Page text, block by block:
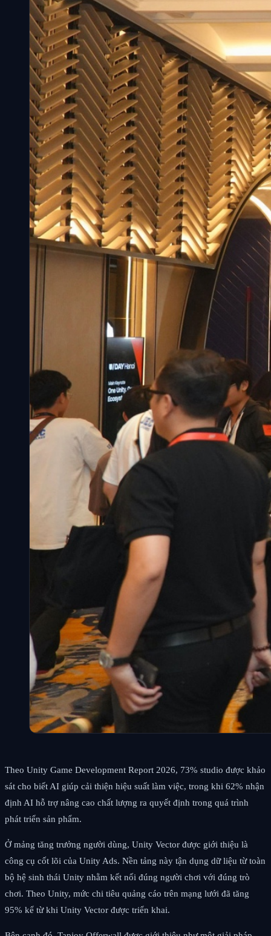
Theo Unity Game Development Report 2026, 73% studio được khảo
sát cho biết AI giúp cải thiện hiệu suất làm việc, trong khi 62% nhận
định AI hỗ trợ nâng cao chất lượng ra quyết định trong quá trình
phát triển sản phẩm.
Ở mảng tăng trưởng người dùng, Unity Vector được giới thiệu là
công cụ cốt lõi của Unity Ads. Nền tảng này tận dụng dữ liệu từ toàn
bộ hệ sinh thái Unity nhằm kết nối đúng người chơi với đúng trò
chơi. Theo Unity, mức chi tiêu quảng cáo trên mạng lưới đã tăng
95% kể từ khi Unity Vector được triển khai.